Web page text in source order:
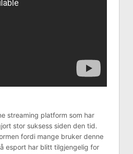
streaming platform som har
stor suksess siden den tid.
fordi mange bruker denne
esport har blitt tilgjengelig for